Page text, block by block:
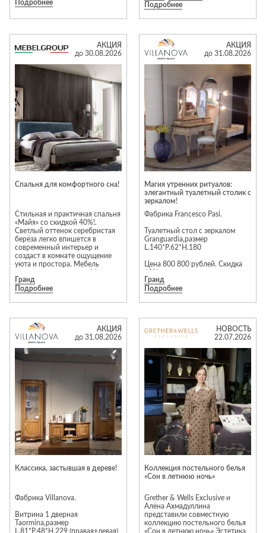
наполнить ваш дом эстетикой
выгодой.
Акция действует до 31.08
включительно. Ждем вас в
салонах Kreind!
Подробнее
невероятные 40% скидки на эти
модели. Это Ваш единственный
шанс приобрести их по такой
историю бренда.
Что важно знать:
• Часть ассортимента мы ещё
• Но самые желанные
экземпляры уже здесь, в
наличии, и ждут именно Вас!
Подробнее узнавайте у
менеджеров наших салонов.
Акция действует до
10.08.2026г.
Подробнее
АКЦИЯ
до 30.08.2026
Спальня для комфортного сна!
Стильная и практичная спальня
«Майя» со скидкой 40%!.
Светлый оттенок серебристая
берёза легко впишется в
современный интерьер и
создаст в комнате ощущение
уюта и простора. Мебель
Наличие уточняйте у
менеджера. Предложение
Гранд
Подробнее
АКЦИЯ
до 31.08.2026
Магия утренних ритуалов:
элегантный туалетный столик с
зеркалом!
Фабрика Francesco Pasi.
Туалетный стол с зеркалом
Granguardia,размер
L.140*P.62*H.180
Цена 800 800 рублей. Скидка
Подробности уточняйте у
менеджеров салона
Гранд
Подробнее
АКЦИЯ
до 31.08.2026
Классика, застывшая в дереве!
Фабрика Villanova.
Витрина 1 дверная
Taormina,размер
L.81*P.48*H.229 (правая+левая)
НОВОСТЬ
22.07.2026
Коллекция постельного белья
«Сон в летнюю ночь»
Grether & Wells Exclusive и
Алёна Ахмадуллина
представили совместную
коллекцию постельного белья
«Сон в летнюю ночь» Эстетика